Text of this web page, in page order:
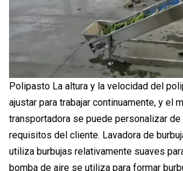
Polipasto La altura y la velocidad del
ajustar para trabajar continuamente, y el
transportadora se puede personalizar
requisitos del cliente. Lavadora de
utiliza burbujas relativamente suaves
bomba de aire se utiliza para formar